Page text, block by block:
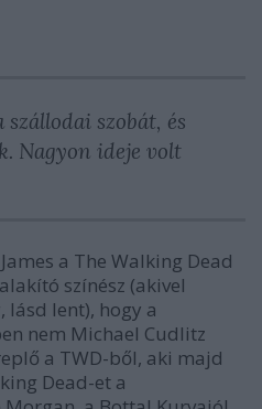
szobát, és
Nagyon ideje volt
a The Walking Dead
színész (akivel
lent), hogy a
nem Michael Cudlitz
a TWD-ből, aki majd
Dead-et a